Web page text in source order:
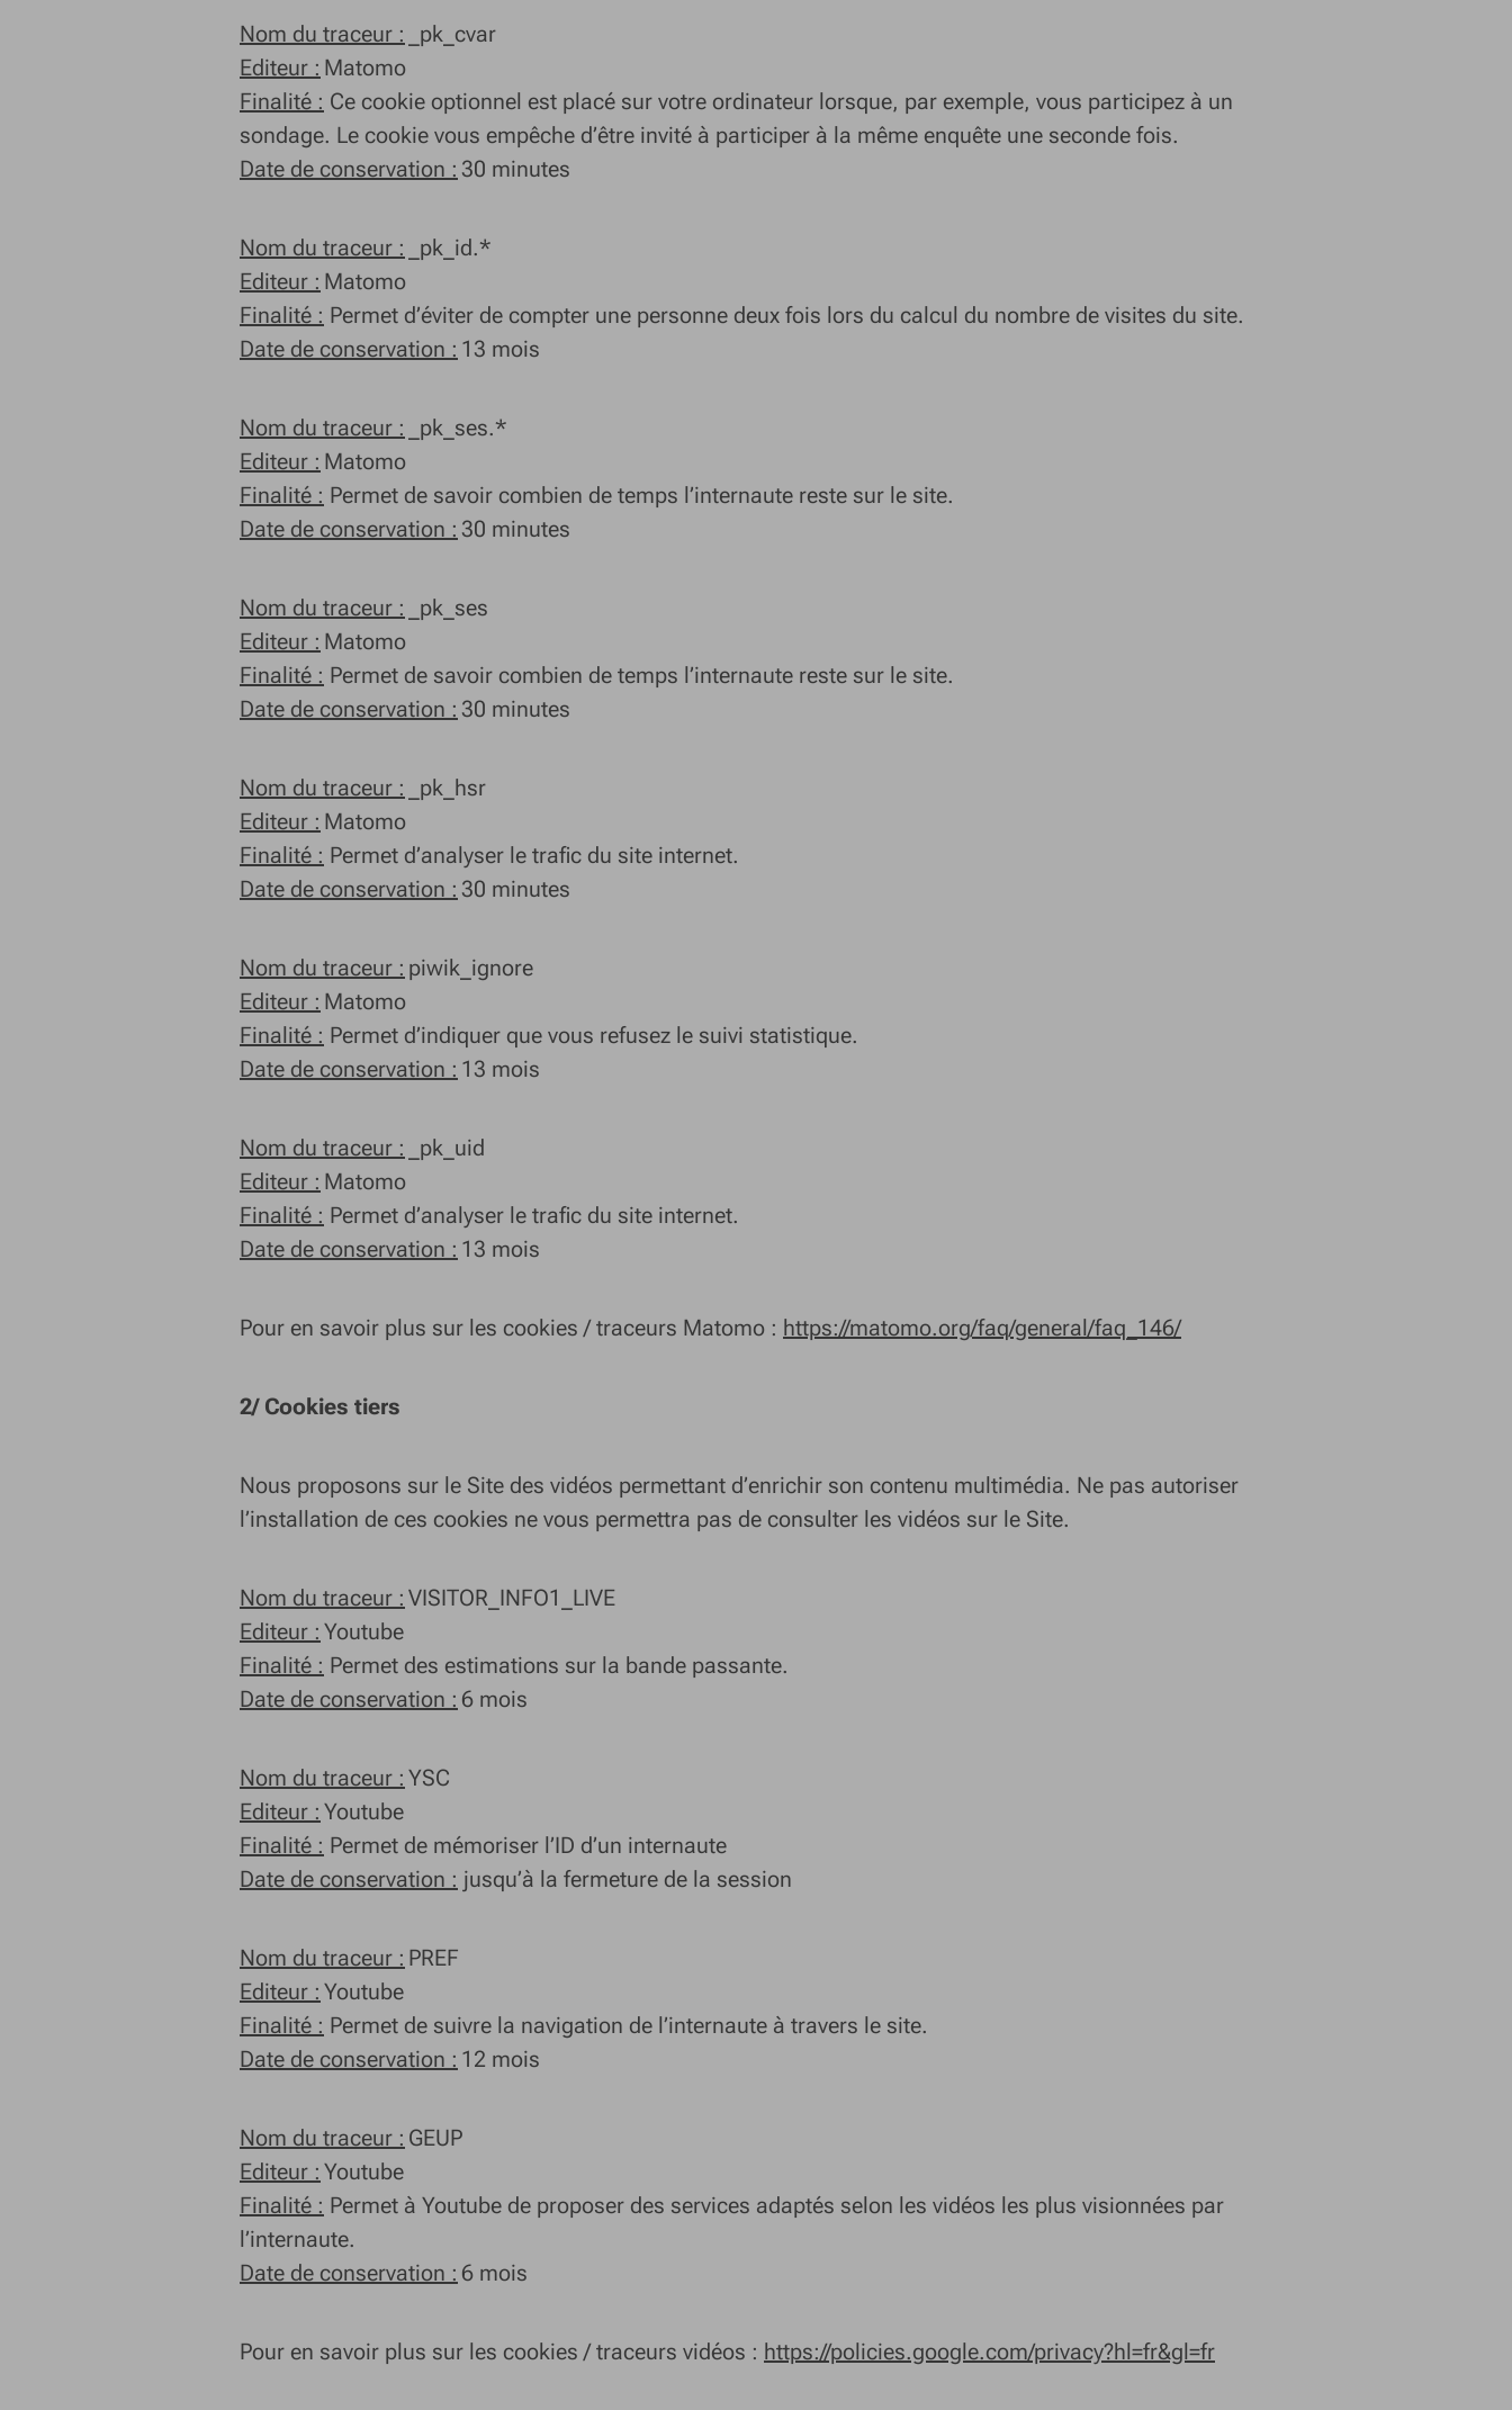
Nom du traceur : _pk_cvar
Editeur : Matomo
Finalité : Ce cookie optionnel est placé sur votre ordinateur lorsque, par exemple, vous participez à un
sondage. Le cookie vous empêche d’être invité à participer à la même enquête une seconde fois.
Date de conservation : 30 minutes
Nom du traceur : _pk_id.*
Editeur : Matomo
Finalité : Permet d’éviter de compter une personne deux fois lors du calcul du nombre de visites du site.
Date de conservation : 13 mois
Nom du traceur : _pk_ses.*
Editeur : Matomo
Finalité : Permet de savoir combien de temps l’internaute reste sur le site.
Date de conservation : 30 minutes
Nom du traceur : _pk_ses
Editeur : Matomo
Finalité : Permet de savoir combien de temps l’internaute reste sur le site.
Date de conservation : 30 minutes
Nom du traceur : _pk_hsr
Editeur : Matomo
Finalité : Permet d’analyser le trafic du site internet.
Date de conservation : 30 minutes
Nom du traceur : piwik_ignore
Editeur : Matomo
Finalité : Permet d’indiquer que vous refusez le suivi statistique.
Date de conservation : 13 mois
Nom du traceur : _pk_uid
Editeur : Matomo
Finalité : Permet d’analyser le trafic du site internet.
Date de conservation : 13 mois
Pour en savoir plus sur les cookies / traceurs Matomo : https://matomo.org/faq/general/faq_146/
2/ Cookies tiers
Nous proposons sur le Site des vidéos permettant d’enrichir son contenu multimédia. Ne pas autoriser
l’installation de ces cookies ne vous permettra pas de consulter les vidéos sur le Site.
Nom du traceur : VISITOR_INFO1_LIVE
Editeur : Youtube
Finalité : Permet des estimations sur la bande passante.
Date de conservation : 6 mois
Nom du traceur : YSC
Editeur : Youtube
Finalité : Permet de mémoriser l’ID d’un internaute
Date de conservation : jusqu’à la fermeture de la session
Nom du traceur : PREF
Editeur : Youtube
Finalité : Permet de suivre la navigation de l’internaute à travers le site.
Date de conservation : 12 mois
Nom du traceur : GEUP
Editeur : Youtube
Finalité : Permet à Youtube de proposer des services adaptés selon les vidéos les plus visionnées par
l’internaute.
Date de conservation : 6 mois
Pour en savoir plus sur les cookies / traceurs vidéos : https://policies.google.com/privacy?hl=fr&gl=fr